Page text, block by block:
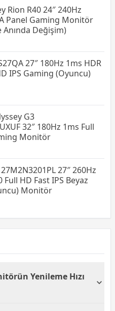
Rion R40 24″ 240Hz
Panel Gaming Monitör
Değişim)
27″ 180Hz 1ms HDR
IPS Gaming (Oyuncu)
G3
32″ 180Hz 1ms Full
Monitör
27″ 260Hz
Full HD Fast IPS Beyaz
Monitör
Yenileme Hızı